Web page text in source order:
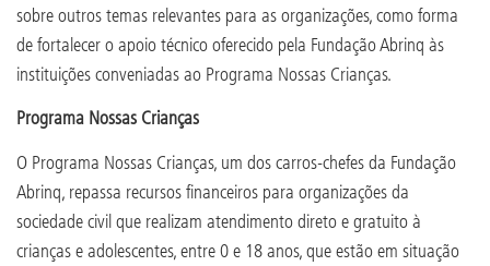
sobre outros temas relevantes para as organizações, como forma
de fortalecer o apoio técnico oferecido pela Fundação Abrinq às
instituições conveniadas ao Programa Nossas Crianças.
Programa Nossas Crianças
O Programa Nossas Crianças, um dos carros-chefes da Fundação
Abrinq, repassa recursos financeiros para organizações da
sociedade civil que realizam atendimento direto e gratuito à
crianças e adolescentes, entre 0 e 18 anos, que estão em situação